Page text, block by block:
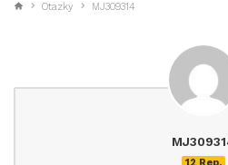
Otazky MJ309314